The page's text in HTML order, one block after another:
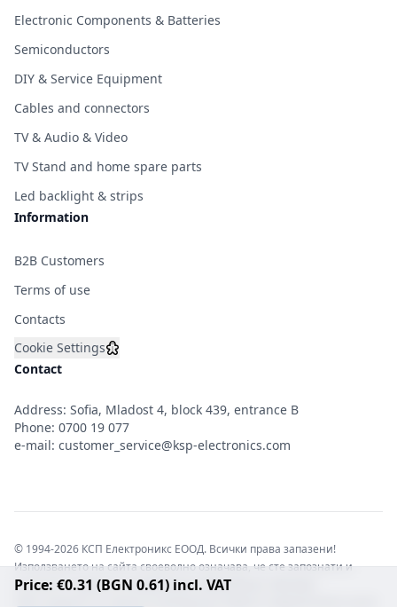
Price: €0.31 (BGN 0.61) incl. VAT
Electronic Components & Batteries
Semiconductors
DIY & Service Equipment
Cables and connectors
TV & Audio & Video
TV Stand and home spare parts
Led backlight & strips
Information
B2B Customers
Terms of use
Contacts
Cookie Settings
Contact
Address: Sofia, Mladost 4, block 439, entrance B
Phone: 0700 19 077
e-mail: customer_service@ksp-electronics.com
© 1994-2026 КСП Електроникс ЕООД. Всички права запазени!
Използването на сайта своеволно означава, че сте запознати и
съгласни с правната информация обвързваща софтуера.